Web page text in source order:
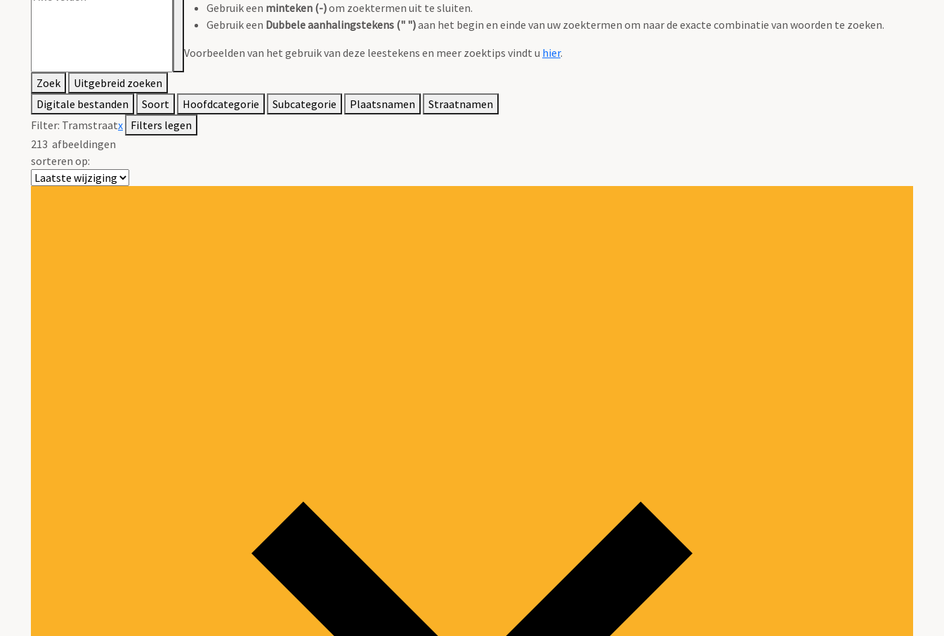
Gebruik een minteken (-)om zoektermen uit te sluiten.
Gebruik een Dubbele aanhalingstekens (" ")aan het begin en einde van uw zoektermen om naar de exacte combinatie van woorden te zoeken.
Voorbeelden van het gebruik van deze leestekens en meer zoektips vindt u hier.
Zoek
Uitgebreid zoeken
Digitale bestanden
Soort Hoofdcategorie Subcategorie Plaatsnamen
Straatnamen
Filter: Tramstraatx Filters legen
213 afbeeldingen
sorteren op: